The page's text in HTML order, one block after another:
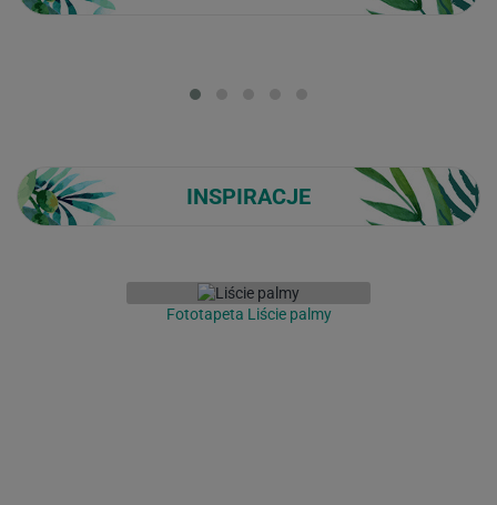
INSPIRACJE
Fototapeta Liście palmy